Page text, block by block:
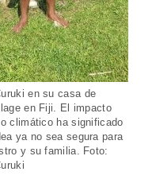
en su casa de
en Fiji. El impacto
climático ha significado
ya no sea segura para
y su familia. Foto: